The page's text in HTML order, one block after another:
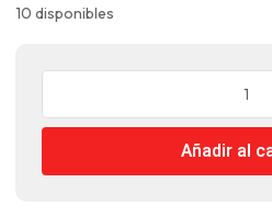
10 disponibles
20v
4
Añadir al